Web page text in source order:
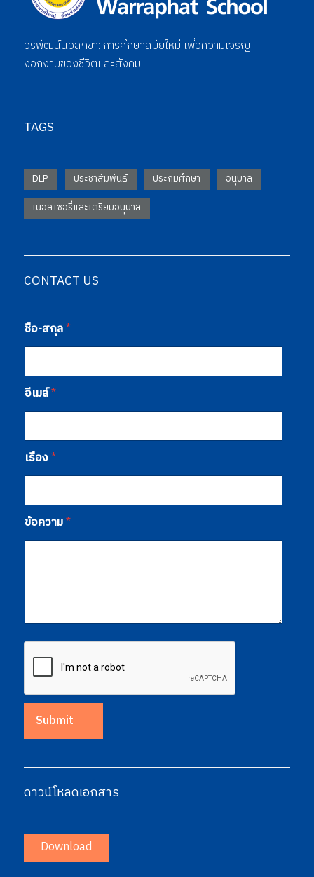
วรพัฒน์นวสิกขา: การศึกษาสมัยใหม่ เพื่อความเจริญ
งอกงามของชีวิตและสังคม
TAGS
DLP ประชาสัมพันธ์ ประถมศึกษา
อนุบาล
เนอสเซอรี่และเตรียมอนุบาล
CONTACT US
ชื่อ-สกุล*
อีเมล์*
เรื่อง*
ข้อความ*
Submit
ดาวน์โหลดเอกสาร
Download